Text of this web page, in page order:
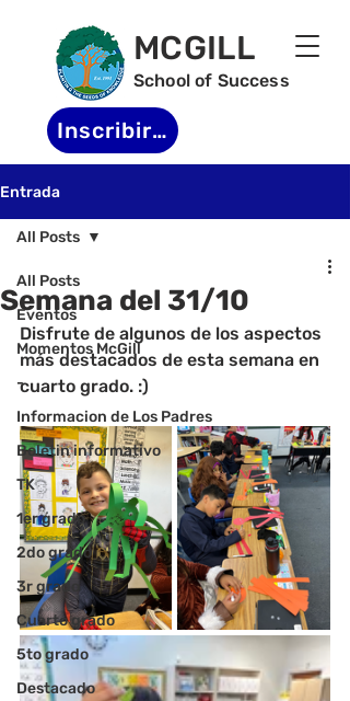
MCGILL
School of Success
Inscribirse
Entrada
All Posts
Eventos
Momentos McGill
-
Informacion de Los Padres
Boletin informativo
TK
1er grado
2do grado
3r grado
Cuarto grado
5to grado
Destacado
All Posts
Semana del 31/10
Disfrute de algunos de los aspectos
más destacados de esta semana en
cuarto grado. :)